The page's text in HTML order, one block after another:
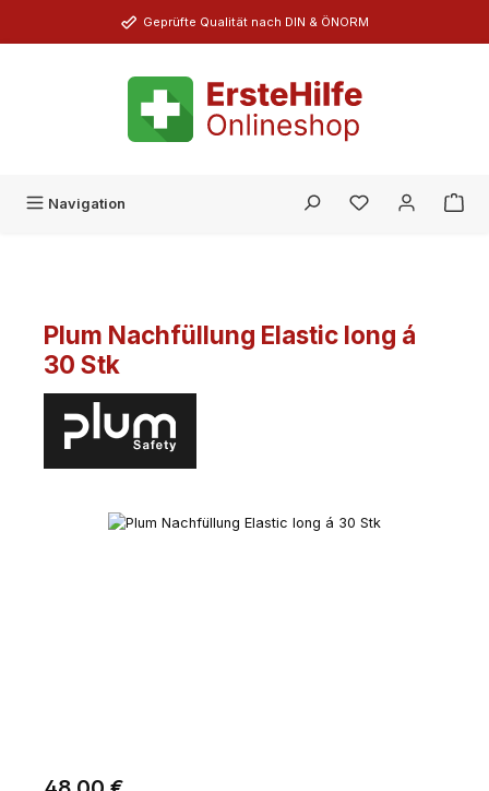
Zum Hauptinhalt springenGeprüfte Qualität nach DIN & ÖNORM
Navigation Du hast 0
Plum Nachfüllung Elastic long á
30 Stk
Bildergalerie überspringen
Regulärer Preis: